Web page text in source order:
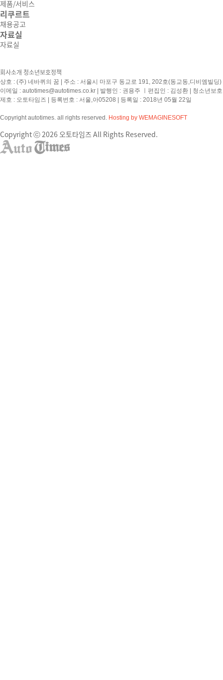
제품/서비스
리쿠르트
채용공고
자료실
자료실
회사소개 청소년보호정책
상호 : (주) 네바퀴의 꿈 | 주소 : 서울시 마포구 동교로 191, 202호(동교동,디비엠빌
이메일 : autotimes@autotimes.co.kr | 발행인 : 권용주 ㅣ편집인 : 김성환 | 청소년보
제호 : 오토타임즈 | 등록번호 : 서울,아05208 | 등록일 : 2018년 05월 22일
Copyright autotimes. all rights reserved. Hosting by WEMAGINESOFT
Copyright ⓒ 2026 오토타임즈 All Rights Reserved.